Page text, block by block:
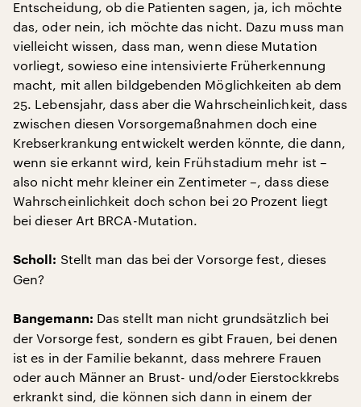
Entscheidung, ob die Patienten sagen, ja, ich möchte
das, oder nein, ich möchte das nicht. Dazu muss man
vielleicht wissen, dass man, wenn diese Mutation
vorliegt, sowieso eine intensivierte Früherkennung
macht, mit allen bildgebenden Möglichkeiten ab dem
25. Lebensjahr, dass aber die Wahrscheinlichkeit, dass
zwischen diesen Vorsorgemaßnahmen doch eine
Krebserkrankung entwickelt werden könnte, die dann,
wenn sie erkannt wird, kein Frühstadium mehr ist –
also nicht mehr kleiner ein Zentimeter –, dass diese
Wahrscheinlichkeit doch schon bei 20 Prozent liegt
bei dieser Art BRCA-Mutation.
Scholl: Stellt man das bei der Vorsorge fest, dieses
Gen?
Bangemann: Das stellt man nicht grundsätzlich bei
der Vorsorge fest, sondern es gibt Frauen, bei denen
ist es in der Familie bekannt, dass mehrere Frauen
oder auch Männer an Brust- und/oder Eierstockkrebs
erkrankt sind, die können sich dann in einem der